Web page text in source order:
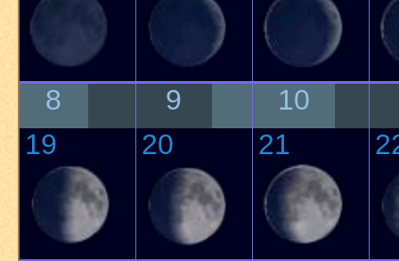
8
19
9
20
10
21